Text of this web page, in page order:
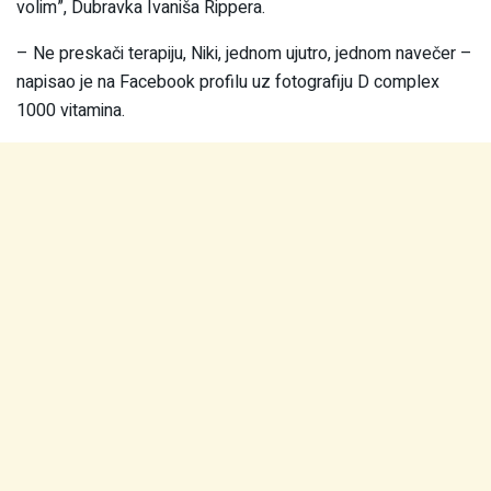
volim”, Dubravka Ivaniša Rippera.
– Ne preskači terapiju, Niki, jednom ujutro, jednom navečer –
napisao je na Facebook profilu uz fotografiju D complex
1000 vitamina.